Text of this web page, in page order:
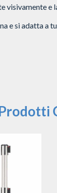
visivamente e
e si adatta a